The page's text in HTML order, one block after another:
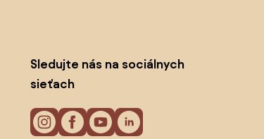
Sledujte nás na sociálnych
sieťach